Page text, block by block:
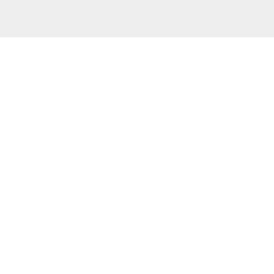
직무는 연구 중심의 AI Scientist와 달리 실무와 프로덕트 중심의